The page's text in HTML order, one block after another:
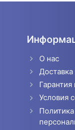
О нас
Доставка
Гарантия
Условия